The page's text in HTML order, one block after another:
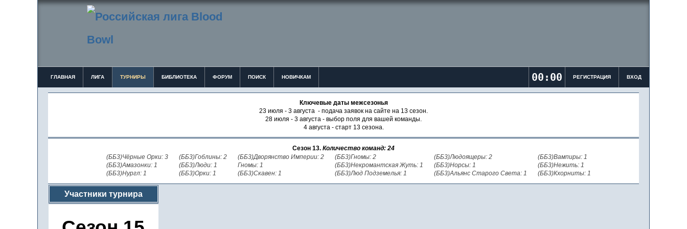
ГЛАВНАЯ ЛИГА ТУРНИРЫ БИБЛИОТЕКА ФОРУМ ПОИСК НОВИЧКАМ 00:00 РЕГИСТРАЦИЯ ВХОД
Ключевые даты межсезонья
23 июля - 3 августа - подача заявок на сайте на 13 сезон.
28 июля - 3 августа - выбор поля для вашей команды.
4 августа - старт 13 сезона.
Сезон 13. Количество команд: 24
(ББ3)Чёрные Орки: 3
(ББ3)Амазонки: 1
(ББ3)Нургл: 1
(ББ3)Гоблины: 2
(ББ3)Люди: 1
(ББ3)Орки: 1
(ББ3)Дворянство Империи: 2
Гномы: 1
(ББ3)Скавен: 1
(ББ3)Гномы: 2
(ББ3)Некромантская Жуть: 1
(ББ3)Люд Подземелья: 1
(ББ3)Людоящеры: 2
(ББ3)Норсы: 1
(ББ3)Альянс Старого Света: 1
(ББ3)Вампиры: 1
(ББ3)Нежить: 1
(ББ3)Кхорниты: 1
Участники турнира